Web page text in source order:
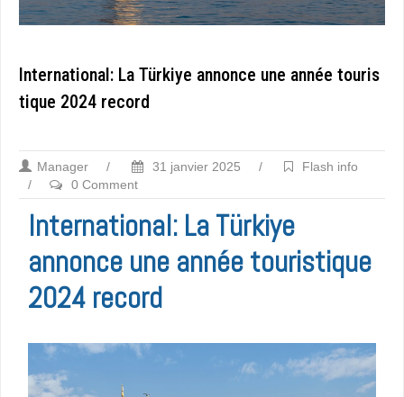
International: La Türkiye annonce une année touris
tique 2024 record
Manager / 31 janvier 2025 /
Flash info
/
0 Comment
International: La Türkiye
annonce une année touristique
2024 record